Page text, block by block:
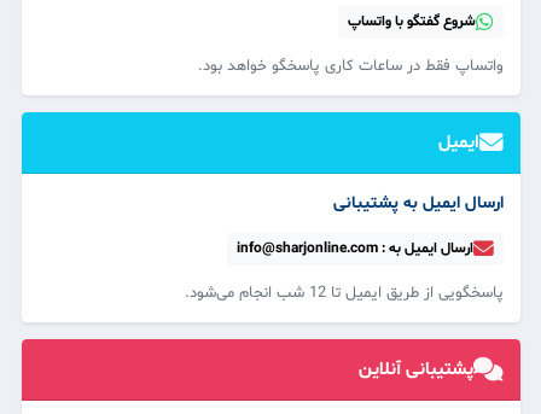
شروع گفتگو با واتساپ
واتساپ فقط در ساعات کاری پاسخگو خواهد بود.
ایمیل
ارسال ایمیل به پشتیبانی
ارسال ایمیل به : info@sharjonline.com
پاسخگویی از طریق ایمیل تا 12 شب انجام می‌شود.
پشتیبانی آنلاین